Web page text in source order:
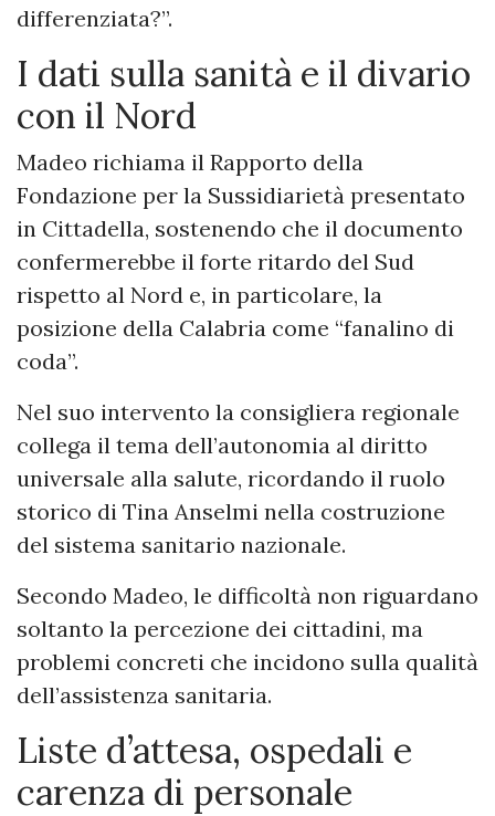
differenziata?”.
I dati sulla sanità e il divario
con il Nord
Madeo richiama il Rapporto della
Fondazione per la Sussidiarietà presentato
in Cittadella, sostenendo che il documento
confermerebbe il forte ritardo del Sud
rispetto al Nord e, in particolare, la
posizione della Calabria come “fanalino di
coda”.
Nel suo intervento la consigliera regionale
collega il tema dell’autonomia al diritto
universale alla salute, ricordando il ruolo
storico di Tina Anselmi nella costruzione
del sistema sanitario nazionale.
Secondo Madeo, le difficoltà non riguardano
soltanto la percezione dei cittadini, ma
problemi concreti che incidono sulla qualità
dell’assistenza sanitaria.
Liste d’attesa, ospedali e
carenza di personale